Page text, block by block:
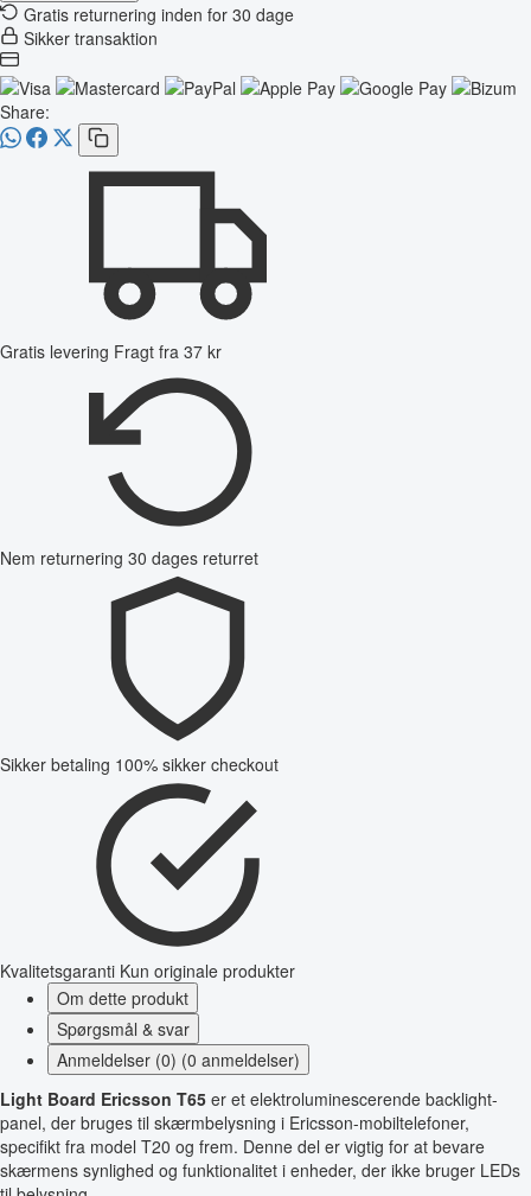
Gratis returnering inden for 30 dage
Sikker transaktion
Share:
Gratis levering Fragt fra 37 kr
Nem returnering 30 dages returret
Sikker betaling 100% sikker checkout
Kvalitetsgaranti Kun originale produkter
Om dette produkt
Spørgsmål & svar
Anmeldelser (0) (0 anmeldelser)
Light Board Ericsson T65 er et elektroluminescerende backlight-
panel, der bruges til skærmbelysning i Ericsson-mobiltelefoner,
specifikt fra model T20 og frem. Denne del er vigtig for at bevare
skærmens synlighed og funktionalitet i enheder, der ikke bruger LEDs